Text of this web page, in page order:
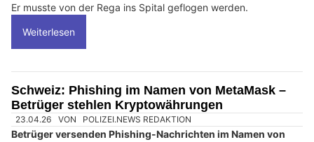
Er musste von der Rega ins Spital geflogen werden.
Weiterlesen
Schweiz: Phishing im Namen von MetaMask –
Betrüger stehlen Kryptowährungen
23.04.26 VON POLIZEI.NEWS REDAKTION
Betrüger versenden Phishing-Nachrichten im Namen von